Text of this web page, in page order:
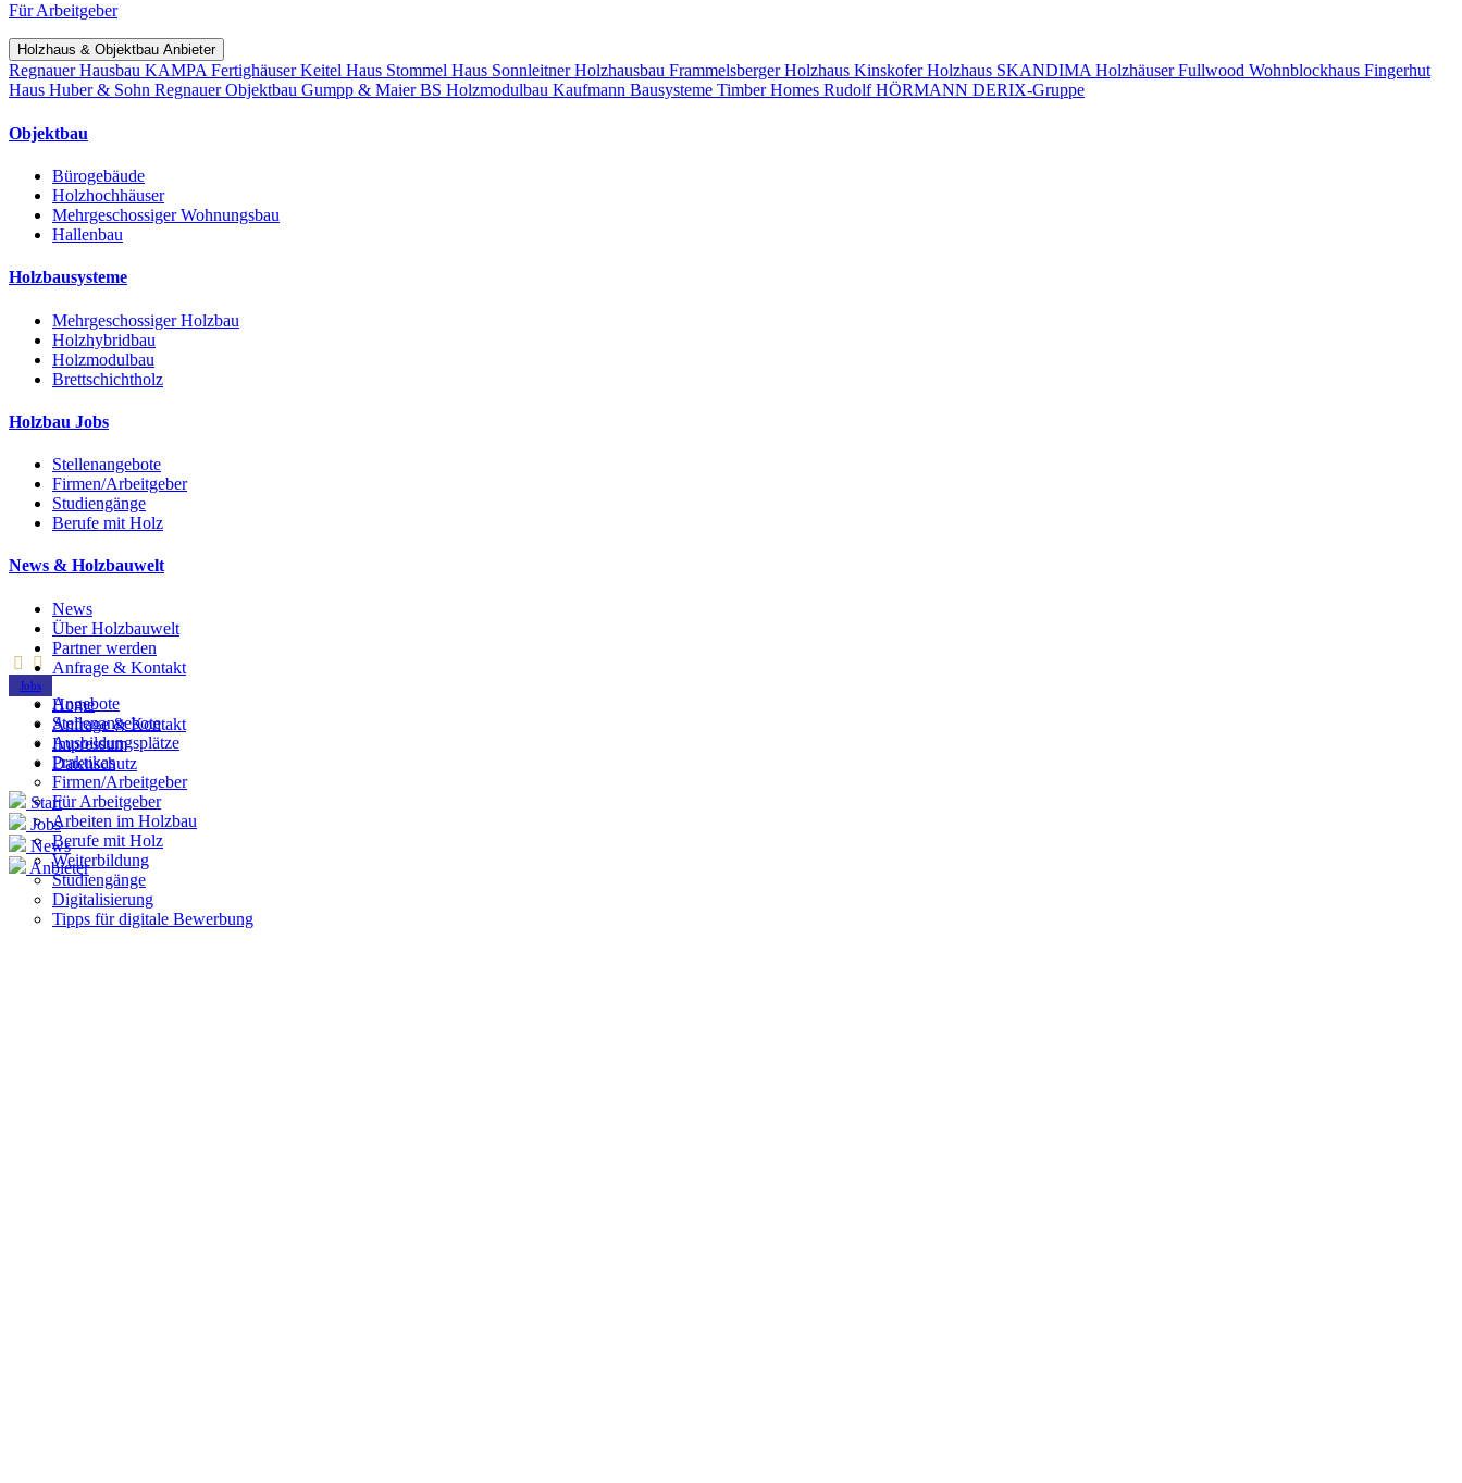
Jobs
Angebote
Stellenangebote
Ausbildungsplätze
Praktikas
Firmen/Arbeitgeber
Für Arbeitgeber
Arbeiten im Holzbau
Berufe mit Holz
Weiterbildung
Studiengänge
Digitalisierung
Tipps für digitale Bewerbung
Für Arbeitgeber
Holzhaus & Objektbau Anbieter
Regnauer Hausbau KAMPA FertighäuserKeitel Haus Stommel Haus Sonnleitner Holzhausbau Frammelsberger Holzhaus Kinskofer Holzhaus SKANDIMA HolzhäuserFullwood Wohnblockhaus Fingerhut
Haus Huber & Sohn Regnauer Objektbau Gumpp & MaierBS Holzmodulbau Kaufmann Bausysteme Timber Homes Rudolf HÖRMANN DERIX-Gruppe
Objektbau
Bürogebäude
Holzhochhäuser
Mehrgeschossiger Wohnungsbau
Hallenbau
Holzbausysteme
Mehrgeschossiger Holzbau
Holzhybridbau
Holzmodulbau
Brettschichtholz
Holzbau Jobs
Stellenangebote
Firmen/Arbeitgeber
Studiengänge
Berufe mit Holz
News & Holzbauwelt
News
Über Holzbauwelt
Partner werden
Anfrage & Kontakt
Home
Anfrage & Kontakt
Impressum
Datenschutz
Start
Jobs
News
Anbieter